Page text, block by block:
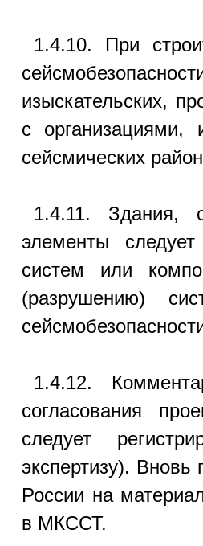
1.4.10. При
изыскательских,
с
сейсмических
1.4.11. Здания,
элементы
систем или
(разрушению)
1.4.12.
согласования
следует
экспертизу). Вновь
России на
в МКССТ.